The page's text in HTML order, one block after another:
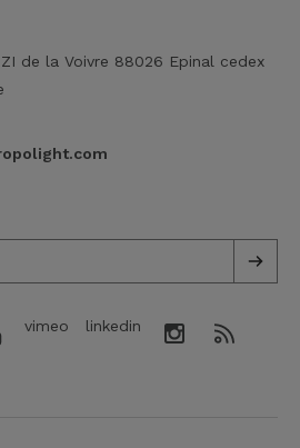
de la Voivre 88026 Epinal cedex
vimeo linkedin